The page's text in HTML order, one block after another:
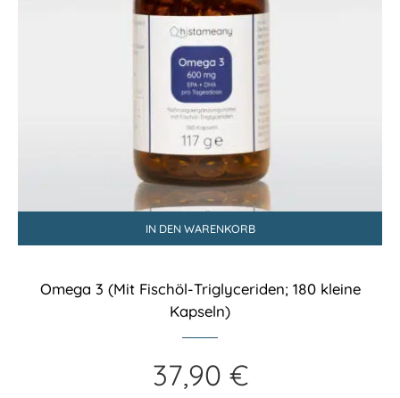
IN DEN WARENKORB
Omega 3 (Mit Fischöl-Triglyceriden; 180 kleine
Kapseln)
37,90 €